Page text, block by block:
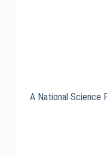
A National Science